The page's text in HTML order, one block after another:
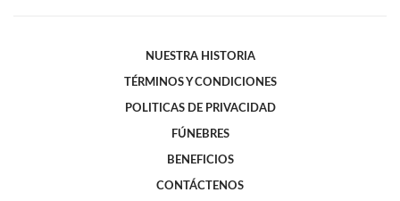
NUESTRA HISTORIA
TÉRMINOS Y CONDICIONES
POLITICAS DE PRIVACIDAD
FÚNEBRES
BENEFICIOS
CONTÁCTENOS